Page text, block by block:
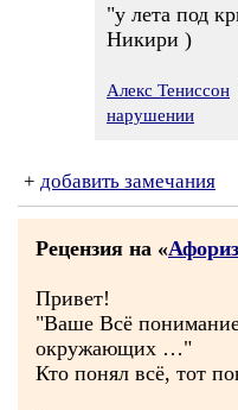
"у лета под
Никири )
Алекс Тениссон
нарушении
+ добавить замечания
Рецензия на «
Привет!
"Ваше Всё
окружающих …"
Кто понял всё, тот